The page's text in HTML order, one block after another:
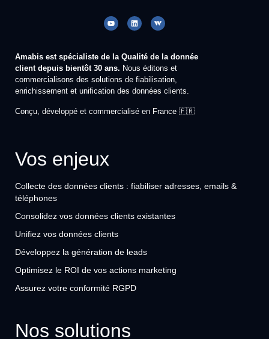
Amabis est spécialiste de la Qualité de la donnée
client depuis bientôt 30 ans. Nous éditons et
commercialisons des solutions de fiabilisation,
enrichissement et unification des données clients.
Conçu, développé et commercialisé en France 🇫🇷
Vos enjeux
Collecte des données clients : fiabiliser adresses, emails &
téléphones
Consolidez vos données clients existantes
Unifiez vos données clients
Développez la génération de leads
Optimisez le ROI de vos actions marketing
Assurez votre conformité RGPD
Nos solutions